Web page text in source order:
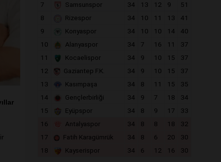
7
Samsunspor 34 13 12 9
51
8
Rizespor 34 10 11 13
41
9
Konyaspor 34 10 10 14
40
10
Alanyaspor 34 7 16 11
37
11
Kocaelispor 34 9 10 15
37
12
Gaziantep F.K. 34 9 10 15
37
13
Kasımpaşa 34 8 11 15
35
14
Gençlerbirliği 34 9 7 18
34
15
Eyüpspor 34 8 9 17
33
16
Antalyaspor 34 8 8 18
32
17
Fatih Karagümrük 34 8 6 20
30
18
Kayserispor 34 6 12 16 30